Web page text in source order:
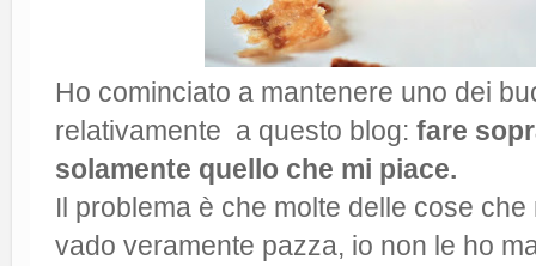
Ho cominciato a mantenere uno dei
relativamente a questo blog: fare
solamente quello che mi piace.
Il problema è che molte delle cose
vado veramente pazza, io non le ho